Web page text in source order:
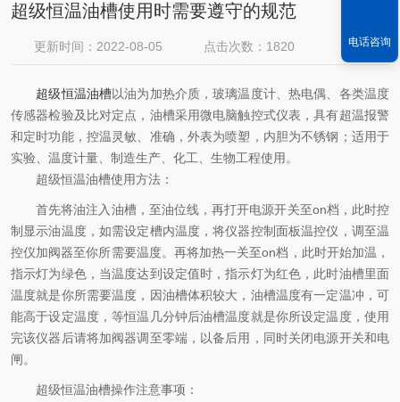
超级恒温油槽使用时需要遵守的规范
更新时间：2022-08-05
点击次数：1820
超级恒温油槽以油为加热介质，玻璃温度计、热电偶、各类温度
传感器检验及比对定点，油槽采用微电脑触控式仪表，具有超温报警
和定时功能，控温灵敏、准确，外表为喷塑，内胆为不锈钢；适用于
实验、温度计量、制造生产、化工、生物工程使用。
超级恒温油槽使用方法：
首先将油注入油槽，至油位线，再打开电源开关至on档，此时控
制显示油温度，如需设定槽内温度，将仪器控制面板温控仪，调至温
控仪加阀器至你所需要温度。再将加热一关至on档，此时开始加温，
指示灯为绿色，当温度达到设定值时，指示灯为红色，此时油槽里面
温度就是你所需要温度，因油槽体积较大，油槽温度有一定温冲，可
能高于设定温度，等恒温几分钟后油槽温度就是你所设定温度，使用
完该仪器后请将加阀器调至零端，以备后用，同时关闭电源开关和电
闸。
超级恒温油槽操作注意事项：
电话咨询